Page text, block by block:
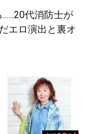
代消防士が
エロ演出と裏オ